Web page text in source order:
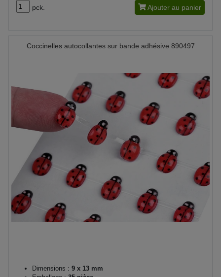
pck. Ajouter au panier
Coccinelles autocollantes sur bande adhésive 890497
Dimensions : 9 x 13 mm